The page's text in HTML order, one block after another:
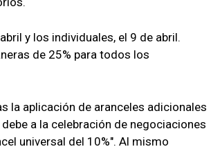
y los individuales, el 9 de abril.
de 25% para todos los
la aplicación de aranceles adicionales
a la celebración de negociaciones
universal del 10%". Al mismo